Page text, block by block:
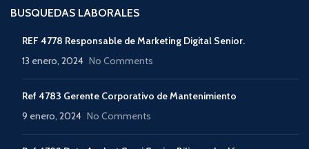
BUSQUEDAS LABORALES
REF 4778 Responsable de Marketing Digital Senior.
13 enero, 2024 No Comments
Ref 4783 Gerente Corporativo de Mantenimiento
9 enero, 2024 No Comments